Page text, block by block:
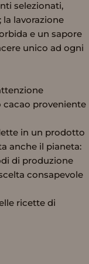
selezionati,
lavorazione
e un sapore
unico ad ogni
cacao proveniente
in un prodotto
anche il pianeta:
di produzione
consapevole
ricette di